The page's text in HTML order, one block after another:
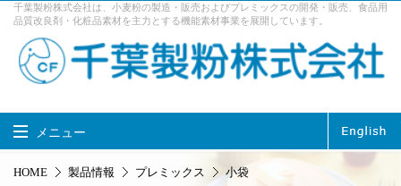
千葉製粉株式会社は、小麦粉の製造・販売およびプレミックスの開発・販売、食品用
品質改良剤・化粧品素材を主力とする機能素材事業を展開しています。
メニュー
千葉製粉株式会社 TOP
HOME 製品情報 プレミックス 小袋